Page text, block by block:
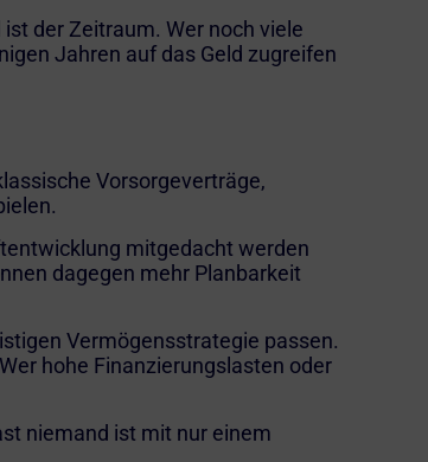
der Zeitraum. Wer noch viele
Jahren auf das Geld zugreifen
Vorsorgeverträge,
mitgedacht werden
dagegen mehr Planbarkeit
Vermögensstrategie passen.
hohe Finanzierungslasten oder
niemand ist mit nur einem